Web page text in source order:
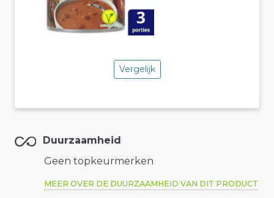
Vergelijk
Duurzaamheid
Geen topkeurmerken
MEER OVER DE DUURZAAMHEID VAN DIT PRODUCT